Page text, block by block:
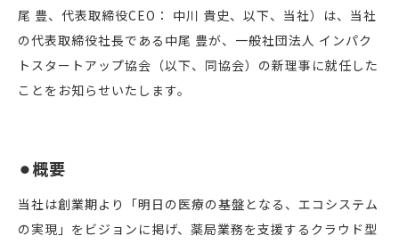
尾 豊、代表取締役CEO： 中川 貴史、以下、当社）は、当社
の代表取締役社長である中尾 豊が、一般社団法人 インパク
トスタートアップ協会（以下、同協会）の新理事に就任した
ことをお知らせいたします。
⚫︎概要
当社は創業期より「明日の医療の基盤となる、エコシステム
の実現」をビジョンに掲げ、薬局業務を支援するクラウド型